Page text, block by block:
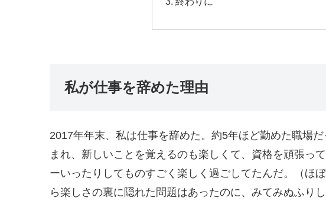
私が仕事を辞めた理由
2017年年末、私は仕事を辞めた。約5年ほど勤めた職場
まれ、新しいことを覚えるのも楽しくて、資格を頑張っ
ーいったりしてものすごく楽しく過ごしてたんだ。（ほ
ら楽しさの裏に隠れた問題はあったのに、みてみぬふり